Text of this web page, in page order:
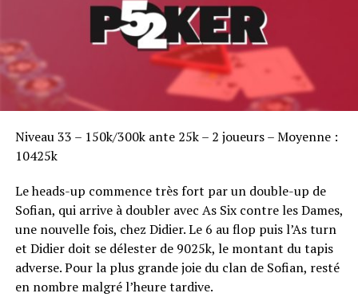
Niveau 33 – 150k/300k ante 25k – 2 joueurs – Moyenne :
10425k
Le heads-up commence très fort par un double-up de
Sofian, qui arrive à doubler avec As Six contre les Dames,
une nouvelle fois, chez Didier. Le 6 au flop puis l’As turn
et Didier doit se délester de 9025k, le montant du tapis
adverse. Pour la plus grande joie du clan de Sofian, resté
en nombre malgré l’heure tardive.